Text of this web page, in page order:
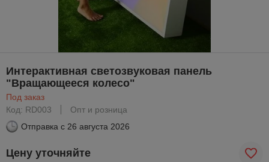
Интерактивная светозвуковая панель
"Вращающееся колесо"
Под заказ
Код: RD003
Опт и розница
Отправка с 26 августа 2026
Цену уточняйте